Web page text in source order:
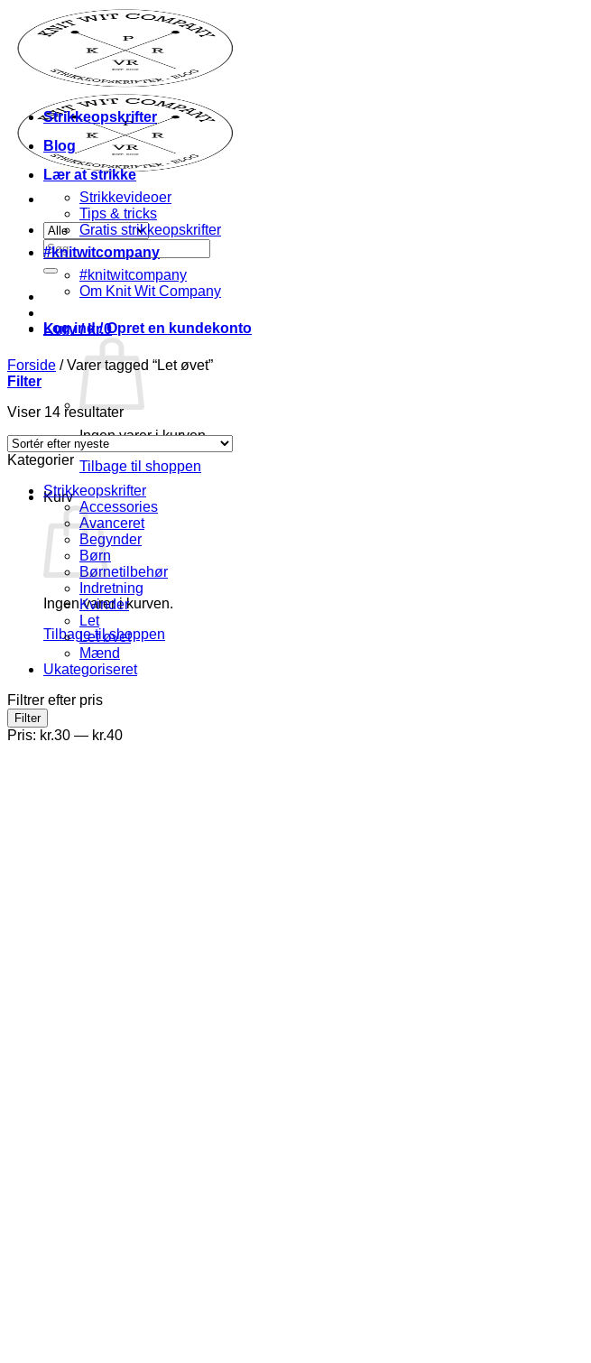
indhold
Søg
efter:
Kurv /kr.0
Ingen varer i kurven.
Tilbage til shoppen
Kurv
Ingen varer i kurven.
Tilbage til shoppen
Strikkeopskrifter
Blog
Lær at strikke
Strikkevideoer
Tips & tricks
Gratis strikkeopskrifter
#knitwitcompany
#knitwitcompany
Om Knit Wit Company
Log ind / Opret en kundekonto
Forside /Varer tagged “Let øvet”
Filter
Viser 14 resultaterSorteret
Kategorier
Strikkeopskrifter
Accessories
Avanceret
Begynder
Børn
Børnetilbehør
Indretning
Kvinder
Let
Let øvet
Mænd
Ukategoriseret
Filtrer efter pris
Mindste
pris
Højeste
pris
Filter
Pris: kr.30 — kr.40